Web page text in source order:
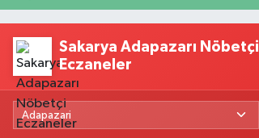
Sakarya Adapazarı Nöbetçi
Eczaneler